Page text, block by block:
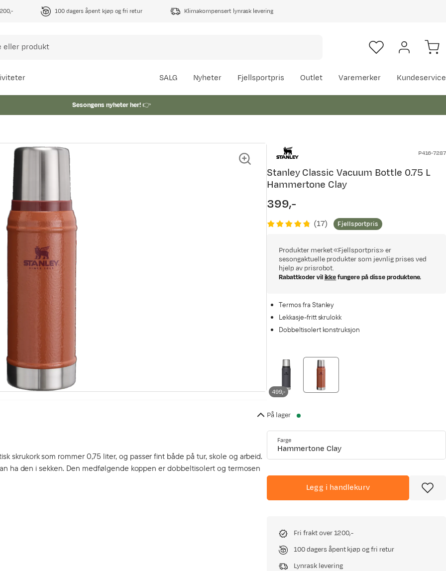
100 dagers åpent kjøp og fri retur Klimakompensert lynrask levering
SALG Nyheter Fjellsportpris Outlet Varemerker Kundeservice
Sesongens nyheter her!👉
skrukork som rommer 0,75 liter, og passer fint både på tur, skole og arbeid.
ha den i sekken. Den medfølgende koppen er dobbeltisolert og termosen
P416-7287
Stanley Classic Vacuum Bottle 0.75 L
Hammertone Clay
price
399,-
(17) Fjellsportpris
Produkter merket «Fjellsportpris» er
sesongaktuelle produkter som jevnlig prises ved
hjelp av prisrobot.
Rabattkoder vilikkefungere på disse produktene.
Termos fra Stanley
Lekkasje-fritt skrulokk
Dobbeltisolert konstruksjon
499,-
På lager
Farge
Hammertone Clay
Legg i handlekurv
Fri frakt over 1200,-
100 dagers åpent kjøp og fri retur
Lynrask levering